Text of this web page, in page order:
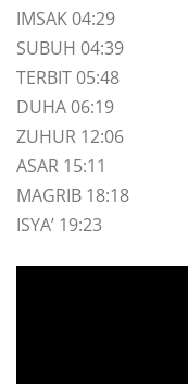
IMSAK 04:29
SUBUH 04:39
TERBIT 05:48
DUHA 06:19
ZUHUR 12:06
ASAR 15:11
MAGRIB 18:18
ISYA’ 19:23